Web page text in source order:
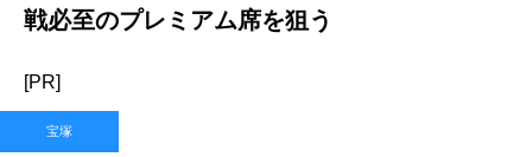
戦必至のプレミアム席を狙う
[PR]
宝塚